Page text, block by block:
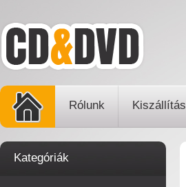
Rólunk Kiszállítás
Kategóriák